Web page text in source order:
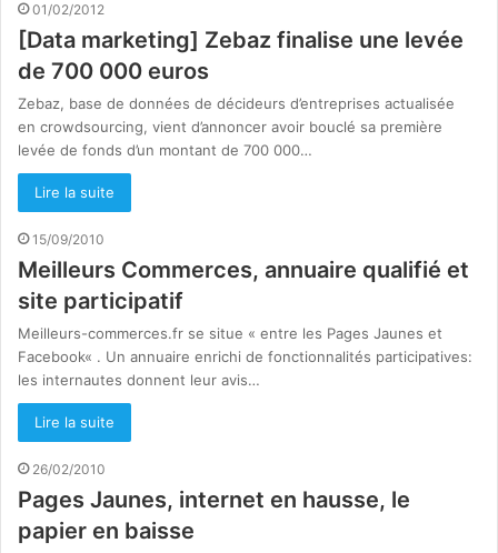
01/02/2012
[Data marketing] Zebaz finalise une levée
de 700 000 euros
Zebaz, base de données de décideurs d’entreprises actualisée
en crowdsourcing, vient d’annoncer avoir bouclé sa première
levée de fonds d’un montant de 700 000…
Lire la suite
15/09/2010
Meilleurs Commerces, annuaire qualifié et
site participatif
Meilleurs-commerces.fr se situe « entre les Pages Jaunes et
Facebook« . Un annuaire enrichi de fonctionnalités participatives:
les internautes donnent leur avis…
Lire la suite
26/02/2010
Pages Jaunes, internet en hausse, le
papier en baisse